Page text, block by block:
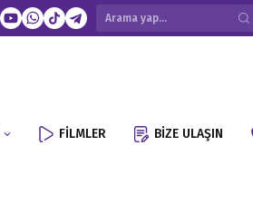
FİLMLER BİZE ULAŞIN